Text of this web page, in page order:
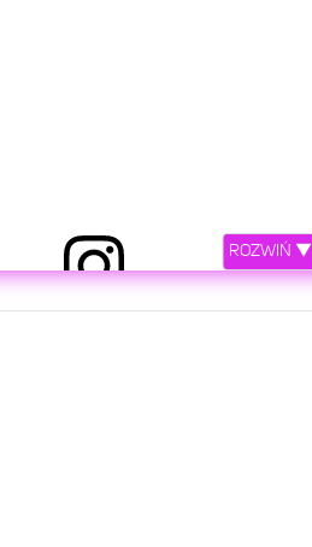
przez Young Leosia (@youngleosia)
ROZWIŃ ▼